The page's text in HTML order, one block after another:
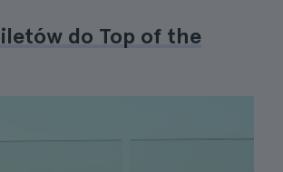
do Top of the